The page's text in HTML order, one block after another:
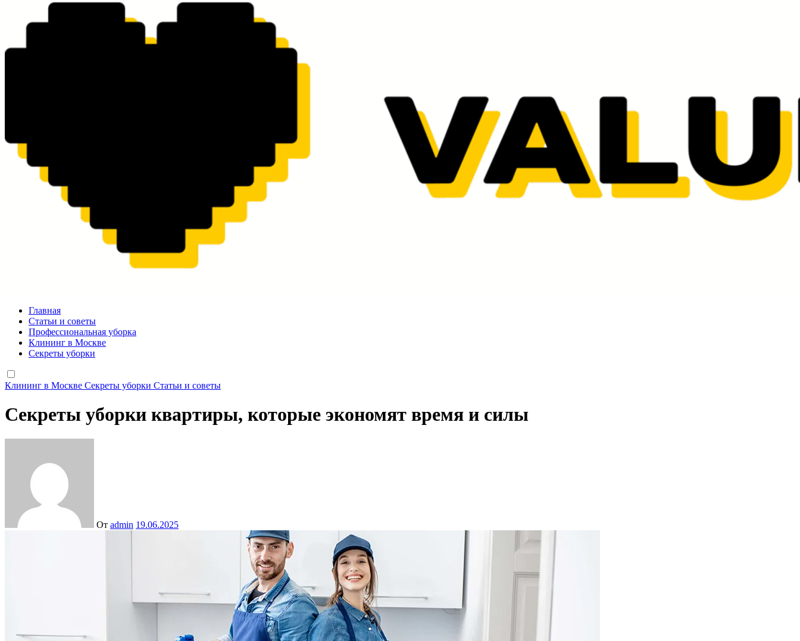
Главная
Статьи и советы
Профессиональная уборка
Клининг в Москве
Секреты уборки
Клининг в Москве Секреты уборки Статьи и советы
Секреты уборки квартиры, которые экономят время и силы
От admin 19.06.2025